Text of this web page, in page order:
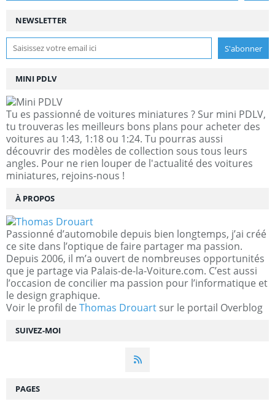
NEWSLETTER
SUIVEZ-MOI
MINI PDLV
Tu es passionné de voitures miniatures ? Sur mini PDLV,
tu trouveras les meilleurs bons plans pour acheter des
voitures au 1:43, 1:18 ou 1:24. Tu pourras aussi
découvrir des modèles de collection sous tous leurs
angles. Pour ne rien louper de l'actualité des voitures
miniatures, rejoins-nous !
À PROPOS
Passionné d’automobile depuis bien longtemps, j’ai créé
ce site dans l’optique de faire partager ma passion.
Depuis 2006, il m’a ouvert de nombreuses opportunités
que je partage via Palais-de-la-Voiture.com. C’est aussi
l’occasion de concilier ma passion pour l’informatique et
le design graphique.
Voir le profil de Thomas Drouart sur le portail Overblog
PAGES